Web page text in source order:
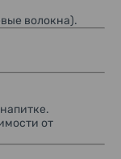
волокна).
от